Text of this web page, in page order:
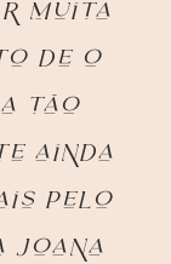
muita
de o
tão
ainda
pelo
Joana